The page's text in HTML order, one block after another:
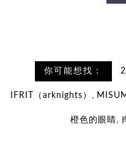
你可能想找：
IFRIT（arknights） ,
橙色的眼睛,